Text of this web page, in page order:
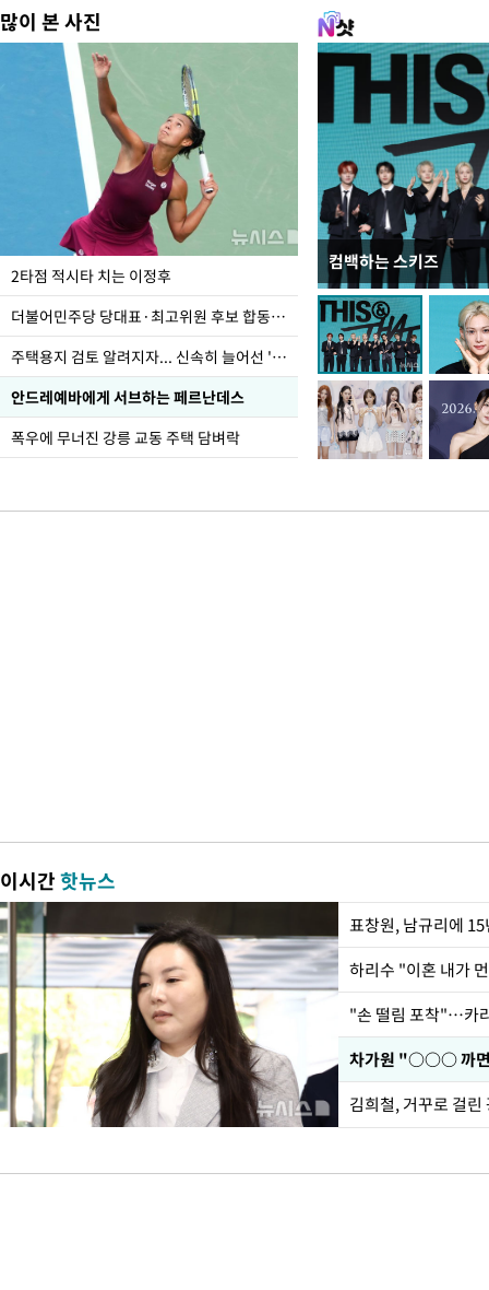
많이 본 사진
2타점 적시타 치는 이정후
더불어민주당 당대표·최고위원 후보 합동연설회
주택용지 검토 알려지자... 신속히 늘어선 '근조화환'
안드레예바에게 서브하는 페르난데스
폭우에 무너진 강릉 교동 주택 담벼락
컴백하는 스키즈
청와대 일주일
이시간핫뉴스
하리수 "이혼 내가
"손 떨림 포착"…카